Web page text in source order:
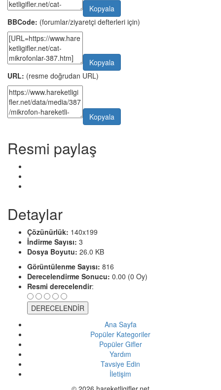
Kopyala
BBCode: (forumlar/ziyaretçi defterleri için)
Kopyala
URL: (resme doğrudan URL)
Kopyala
Resmi paylaş
Detaylar
Çözünürlük: 140x199
İndirme Sayısı: 3
Dosya Boyutu: 26.0 KB
Görüntülenme Sayısı: 816
Derecelendirme Sonucu: 0.00 (0 Oy)
Resmi derecelendir:
Ana Sayfa
Popüler Kategoriler
Popüler Gifler
Yardım
Tavsiye Edin
İletişim